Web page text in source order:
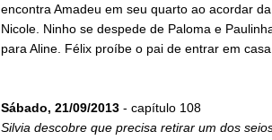
encontra Amadeu em seu quarto ao acordar
Nicole. Ninho se despede de Paloma e
para Aline. Félix proíbe o pai de entrar em casa.
Sábado, 21/09/2013- capítulo 108
Silvia descobre que precisa retirar um dos